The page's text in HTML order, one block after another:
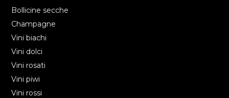
Bollicine secche
Champagne
Vini biachi
Vini dolci
Vini rosati
Vini piwi
Vini rossi